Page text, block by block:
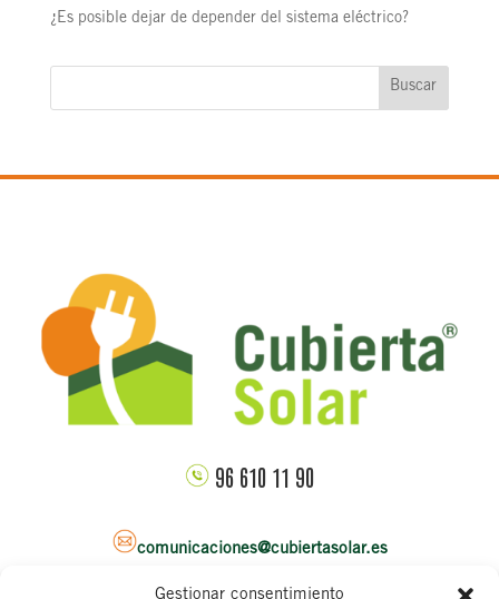
Gestionar consentimiento
¿Es posible dejar de depender del sistema eléctrico?
Buscar
96 610 11 90
comunicaciones@cubiertasolar.es